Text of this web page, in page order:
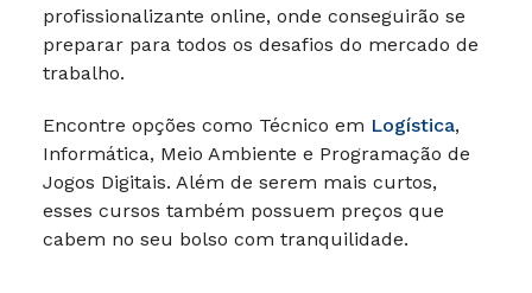
profissionalizante online, onde conseguirão se
preparar para todos os desafios do mercado de
trabalho.
Encontre opções como Técnico em Logística,
Informática, Meio Ambiente e Programação de
Jogos Digitais. Além de serem mais curtos,
esses cursos também possuem preços que
cabem no seu bolso com tranquilidade.